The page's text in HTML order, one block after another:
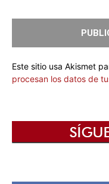
Este sitio usa Akismet
procesan los datos de